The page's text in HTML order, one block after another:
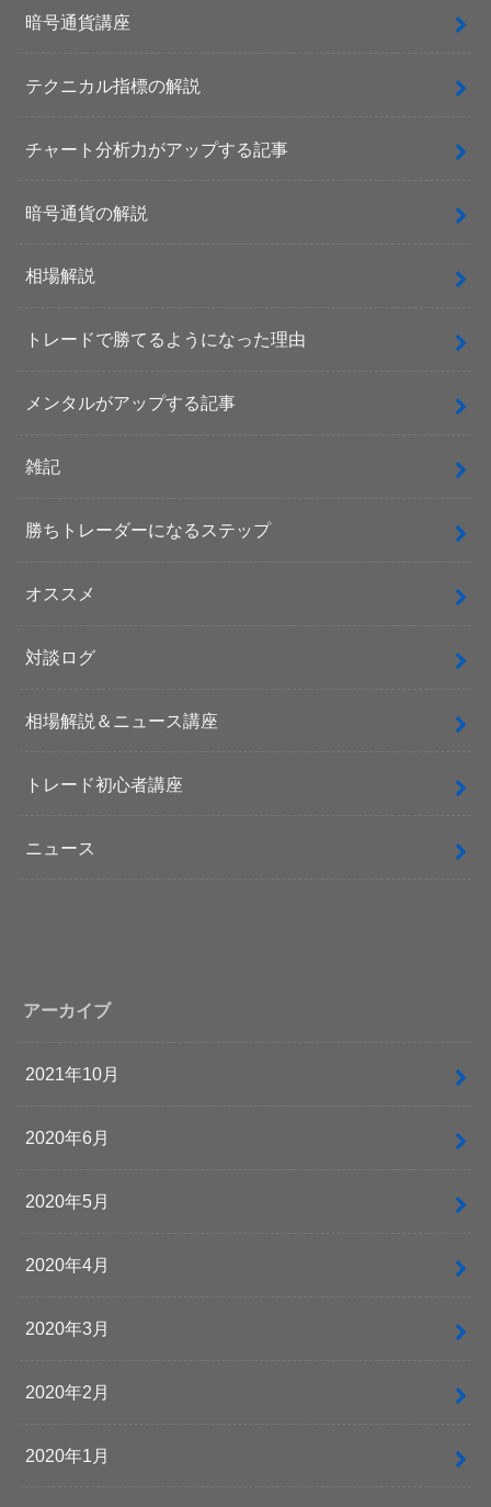
暗号通貨講座
テクニカル指標の解説
チャート分析力がアップする記事
暗号通貨の解説
相場解説
トレードで勝てるようになった理由
メンタルがアップする記事
雑記
勝ちトレーダーになるステップ
オススメ
対談ログ
相場解説＆ニュース講座
トレード初心者講座
ニュース
アーカイブ
2021年10月
2020年6月
2020年5月
2020年4月
2020年3月
2020年2月
2020年1月